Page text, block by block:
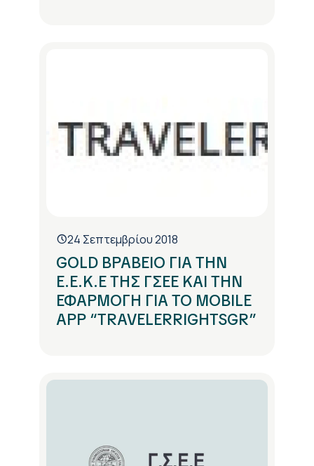
24 Σεπτεμβρίου 2018
GOLD ΒΡΑΒΕΙΟ ΓΙΑ ΤΗΝ
Ε.Ε.Κ.Ε ΤΗΣ ΓΣΕΕ ΚΑΙ ΤΗΝ
ΕΦΑΡΜΟΓΗ ΓΙΑ ΤΟ MOBILE
APP “TRAVELERRIGHTSGR”